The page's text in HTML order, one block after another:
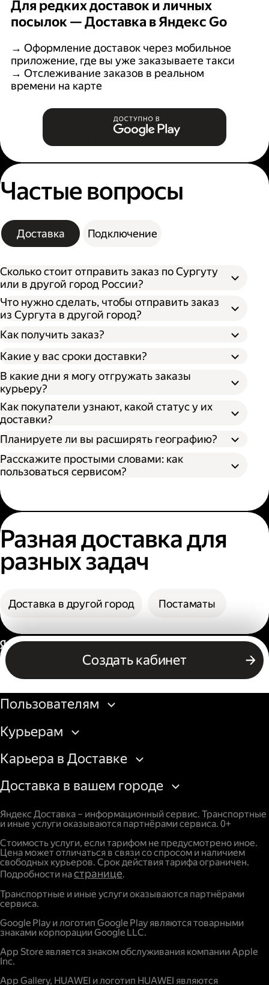
Для редких доставок и личных
посылок — Доставка в Яндекс Go
→ Оформление доставок через мобильное
приложение, где вы уже заказываете такси
→ Отслеживание заказов в реальном
времени на карте
Частые вопросы
Доставка Подключение
Сколько стоит отправить заказ по Сургуту
или в другой город России?
Откройте кабинет для бизнеса;
Укажите, откуда забрать заказ и куда его
доставить;
Впишите необходимые данные о заказе;
Выберите тип оплаты;
В поле «Заказать» вы увидите конечную
стоимость доставки.
Что нужно сделать, чтобы отправить заказ
из Сургута в другой город?
Как получить заказ?
По штрихкоду. Покажите штрихкод
сотруднику, отсканировав его, он отдаст
ваш заказ;
По номеру заказа. Получателю нужно
назвать номер заказа, чтобы сотрудник
мог выдать заказ;
По коду из смс. Получателю нужно назвать
получить его по номеру телефона.
Какие у вас сроки доставки?
В какие дни я могу отгружать заказы
курьеру?
Как покупатели узнают, какой статус у их
доставки?
Планируете ли вы расширять географию?
Расскажите простыми словами: как
пользоваться сервисом?
Разная доставка для
разных задач
Доставка в другой город Постаматы
Создать кабинет
Россия
Бизнесу
Пользователям
Курьерам
Карьера в Доставке
Доставка в вашем городе
Яндекс Доставка – информационный сервис. Транспортные
и иные услуги оказываются партнёрами сервиса. 0+
Стоимость услуги, если тарифом не предусмотрено иное.
Цена может отличаться в связи со спросом и наличием
свободных курьеров. Срок действия тарифа ограничен.
Подробности настранице.
Транспортные и иные услуги оказываются партнёрами
сервиса.
Google Play и логотип Google Play являются товарными
знаками корпорации Google LLC.
App Store является знаком обслуживания компании Apple
Inc.
App Gallery, HUAWEI и логотип HUAWEI являются